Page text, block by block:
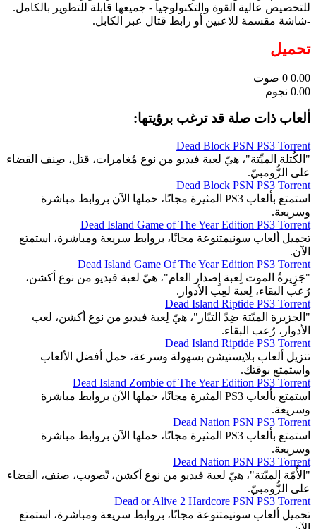
للتخصيص عالية القوة والتكنولوجيا - جميعها قابلة للتطوير بالكامل.
-شاشة مقسمة للاعبين أو رابط قتال عبر الكابل.
تحميل
0.00
0 صوت
0.00 نجوم
ألعاب ذات صلة قد ترغب برؤيتها:
Dead Block PSN PS3 Torrent
"الكُتلة الميِّتة"، هيّ لعبة فيديو من نوع مُغامرات، قتل، صِنف القضاء
على الزُّومبيّ.
Dead Block PSN PS3 Torrent
استمتع بألعاب PS3 المثيرة مجانًا، حملها الآن بروابط مباشرة
وسريعة.
Dead Island Game of The Year Edition PS3 Torrent
تحميل ألعاب سونيمتنوعة مجانًا، بروابط سريعة ومباشرة، استمتع
الآن.
Dead Island Game Of The Year Edition PS3 Torrent
"جَزِيرةُ الموت لِعبة إِصدار العام"، هيّ لعبة فيديو من نوع أكشن،
رُعب البقاء، لِعبة لعِب الأدوار.
Dead Island Riptide PS3 Torrent
"الجزيرة الميّتة ضِدّ التيّار"، هيّ لِعبة فيديو من نوع أكشن، لعب
الأدوار، رُعب البقاء.
Dead Island Riptide PS3 Torrent
تنزيل ألعاب بلايستيشن بسهولة وسرعة، حمل أفضل الألعاب
واستمتع بوقتك.
Dead Island Zombie of The Year Edition PS3 Torrent
استمتع بألعاب PS3 المثيرة مجانًا، حملها الآن بروابط مباشرة
وسريعة.
Dead Nation PSN PS3 Torrent
استمتع بألعاب PS3 المثيرة مجانًا، حملها الآن بروابط مباشرة
وسريعة.
Dead Nation PSN PS3 Torrent
"الأُمّة الميّتة"، هيّ لعبة فيديو من نوع أكشن، تّصويب، صنف، القضاء
على الزُّومبيّ.
Dead or Alive 2 Hardcore PSN PS3 Torrent
تحميل ألعاب سونيمتنوعة مجانًا، بروابط سريعة ومباشرة، استمتع